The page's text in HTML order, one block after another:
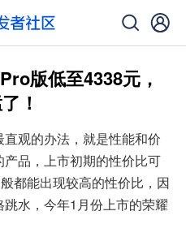
版低至4338元，
！
观的办法，就是性能和价
品，上市初期的性价比可
都能出现较高的性价比，因
水，今年1月份上市的荣耀